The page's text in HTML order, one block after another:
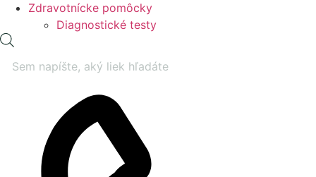
Zdravotnícke pomôcky
Diagnostické testy
search